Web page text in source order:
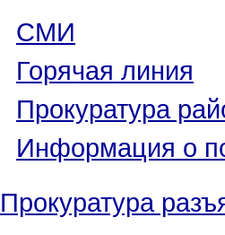
СМИ
Горячая линия
Прокуратура
Информация о
Прокуратура